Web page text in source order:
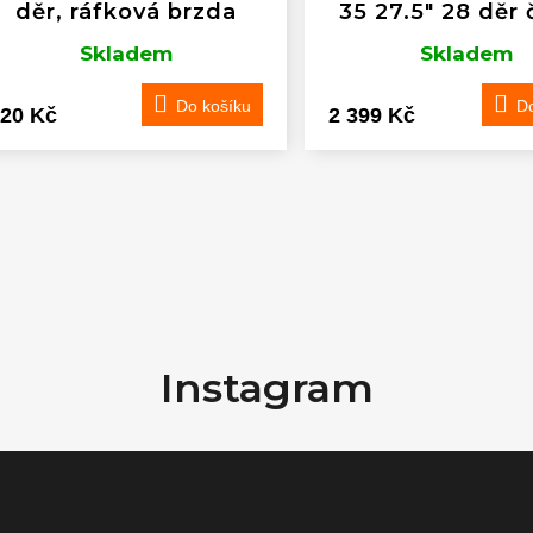
děr, ráfková brzda
Skladem
Kč Do košíku
35 27.5" 28 děr
Skladem
2 399 Kč
d
Instagram